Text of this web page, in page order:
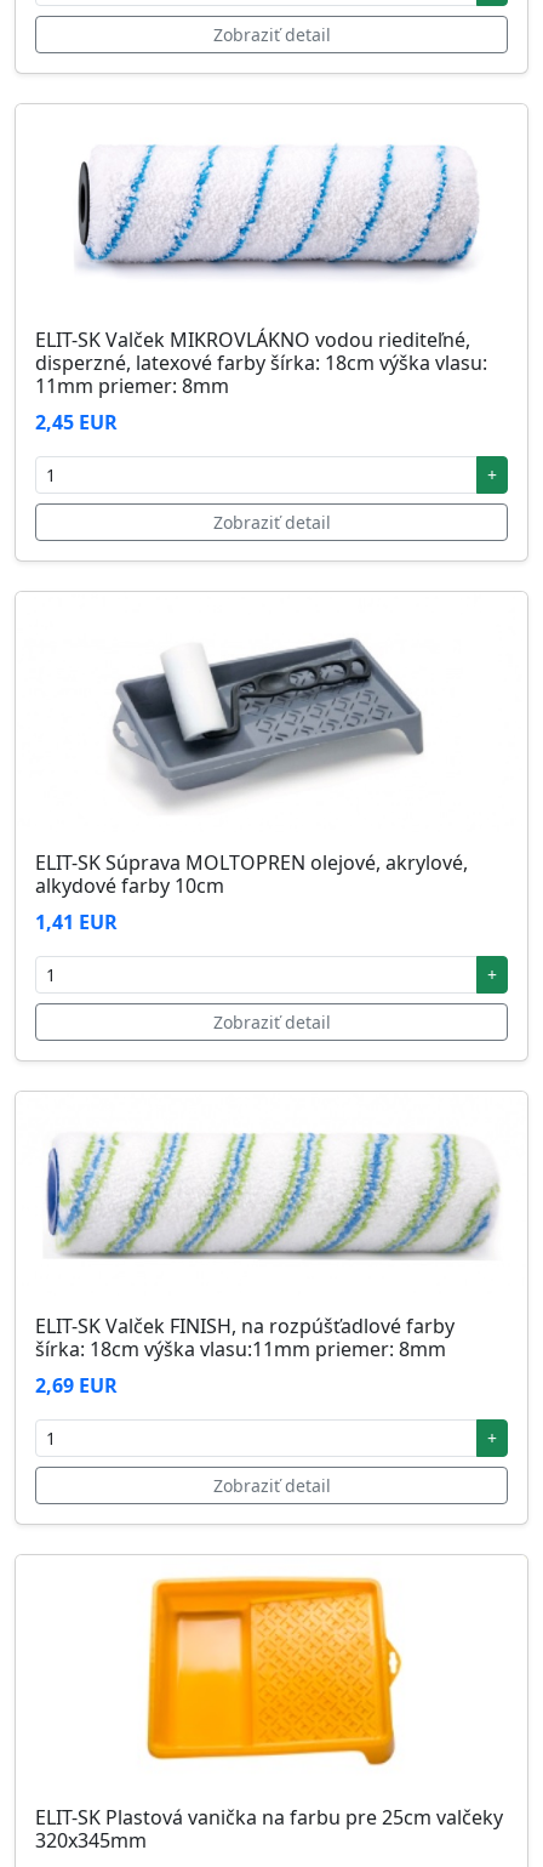
Zobraziť detail
ELIT-SK Valček MIKROVLÁKNO vodou riediteľné,
disperzné, latexové farby šírka: 18cm výška vlasu:
11mm priemer: 8mm
2,45 EUR
+
Zobraziť detail
ELIT-SK Súprava MOLTOPREN olejové, akrylové,
alkydové farby 10cm
1,41 EUR
+
Zobraziť detail
ELIT-SK Valček FINISH, na rozpúšťadlové farby
šírka: 18cm výška vlasu:11mm priemer: 8mm
2,69 EUR
+
Zobraziť detail
ELIT-SK Plastová vanička na farbu pre 25cm valčeky
320x345mm